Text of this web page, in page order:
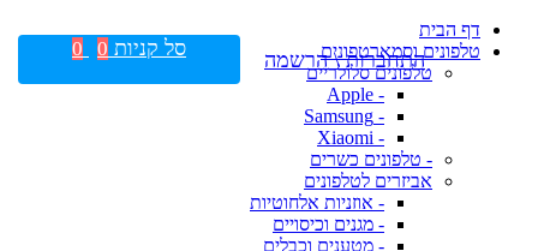
דף הבית
טלפונים וסמארטפונים
טלפונים סלולריים
- Apple
- Samsung
- Xiaomi
- טלפונים כשרים
אביזרים לטלפונים
- אוזניות אלחוטיות
- מגנים וכיסויים
- מטענים וכבלים
התחברות \ הרשמה סל קניות 0
0